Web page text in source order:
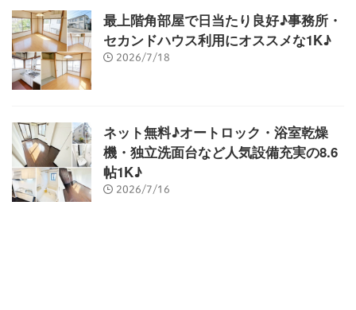
最上階角部屋で日当たり良好♪事務所・
セカンドハウス利用にオススメな1K♪
2026/7/18
ネット無料♪オートロック・浴室乾燥
機・独立洗面台など人気設備充実の8.6
帖1K♪
2026/7/16